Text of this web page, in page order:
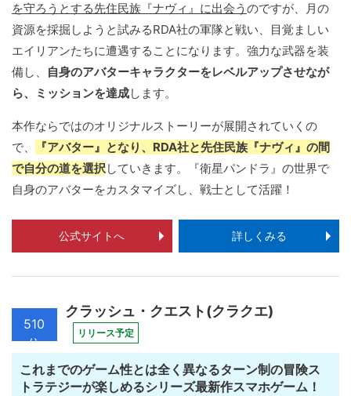
を守ろうとする先住民族『ナヴィ』に出会う のですが、月の
資源を採掘しようと試みるRDA社の軍隊と戦い、目覚ましい
エイリアンたちに遭遇することになります。強力な武器を装
備し、
自身のアバターキャラクターをレベルアップさせなが
ら、ミッションを達成します。
本作ならではのオリジナルストーリーが展開されていくの
で、
『アバター』となり、RDA社と先住民族『ナヴィ』の間
で自分の道を選択していきます。『衛星パンドラ』の世界で
自身のアバターをカスタマイズし、戦士として活躍！
公式サイトへ 詳しくみる
510
位
クラッシュ・クエスト(クラクエ)
リリース予定
これまでのゲーム性とは全く異なるターン制の冒険ス
トラテジーが楽しめるシリーズ最新作スマホゲーム！